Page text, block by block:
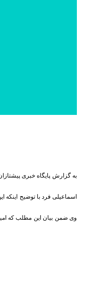
به گزارش پایگاه خبری
اسماعیلی فرد با توضیح
وی ضمن بیان این مطلب که